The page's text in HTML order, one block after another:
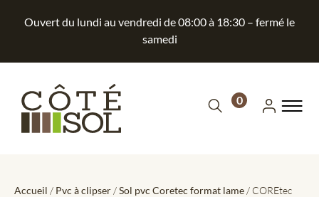
Ouvert du lundi au vendredi de 08:00 à 18:30 – fermé le
samedi
0
Accueil / Pvc à clipser /Sol pvc Coretec format lame / COREtec